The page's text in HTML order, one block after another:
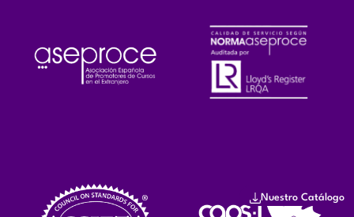
Nuestro Catálogo